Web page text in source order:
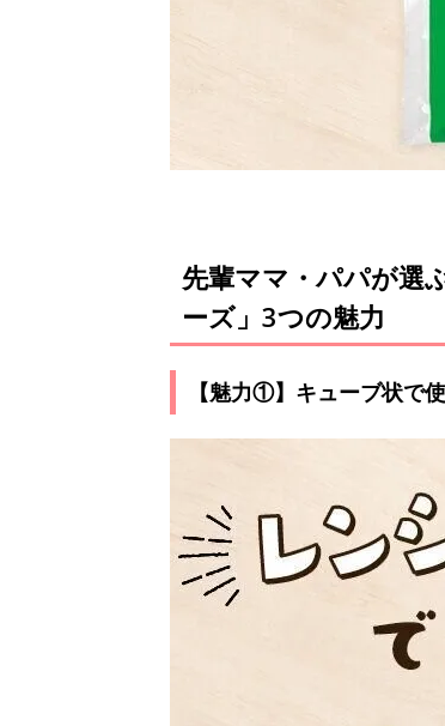
先輩ママ・パパが選
ーズ」3つの魅力
【魅力①】キューブ状で